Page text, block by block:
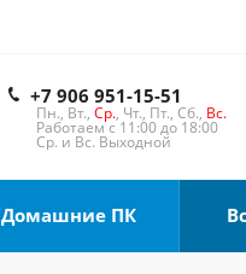
+7 906 951-15-51
Пн., Вт., Ср., Чт., Пт., Сб., Вс.
Работаем с 11:00 до 18:00
Ср. и Вс. Выходной
Домашние ПК